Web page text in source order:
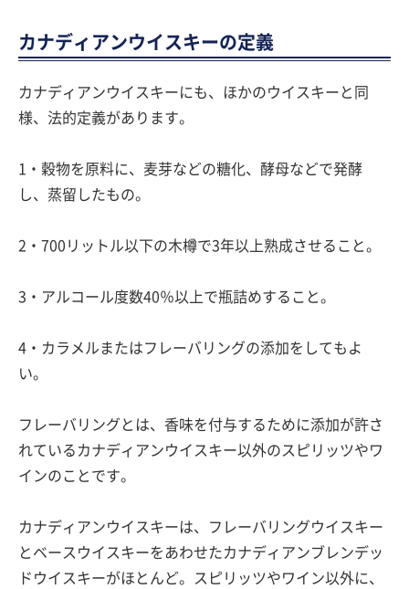
カナディアンウイスキーの定義
カナディアンウイスキーにも、ほかのウイスキーと同
様、法的定義があります。
1・穀物を原料に、麦芽などの糖化、酵母などで発酵
し、蒸留したもの。
2・700リットル以下の木樽で3年以上熟成させること。
3・アルコール度数40％以上で瓶詰めすること。
4・カラメルまたはフレーバリングの添加をしてもよ
い。
フレーバリングとは、香味を付与するために添加が許さ
れているカナディアンウイスキー以外のスピリッツやワ
インのことです。
カナディアンウイスキーは、フレーバリングウイスキー
とベースウイスキーをあわせたカナディアンブレンデッ
ドウイスキーがほとんど。スピリッツやワイン以外に、